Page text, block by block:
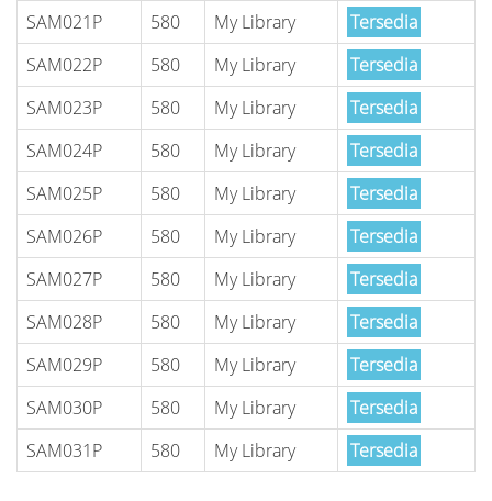
SAM021P
580 My Library
Tersedia
SAM022P
580 My Library
Tersedia
SAM023P
580 My Library
Tersedia
SAM024P
580 My Library
Tersedia
SAM025P
580 My Library
Tersedia
SAM026P
580 My Library
Tersedia
SAM027P
580 My Library
Tersedia
SAM028P
580 My Library
Tersedia
SAM029P
580 My Library
Tersedia
SAM030P
580 My Library
Tersedia
SAM031P
580 My Library Tersedia